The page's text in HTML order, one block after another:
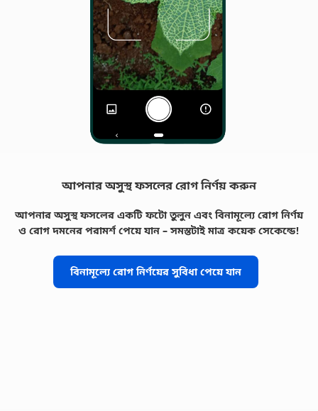
আপনার অসুস্থ ফসলের রোগ নির্ণয় করুন
আপনার অসুস্থ ফসলের একটি ফটো তুলুন এবং বিনামূল্যে রোগ নির্ণয়
ও রোগ দমনের পরামর্শ পেয়ে যান – সমস্তটাই মাত্র কয়েক সেকেন্ডে!
বিনামূল্যে রোগ নির্ণয়ের সুবিধা পেয়ে যান